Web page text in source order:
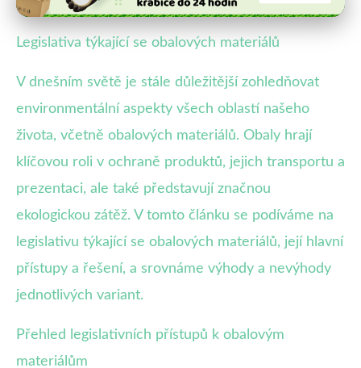
Jak legislativa EU ovlivňuje
prostředí
Legislativa týkající se obalových materiálů
V dnešním světě je stále důležitější zohledňovat
environmentální aspekty všech oblastí našeho
života, včetně obalových materiálů. Obaly hrají
klíčovou roli v ochraně produktů, jejich transportu a
prezentaci, ale také představují značnou
ekologickou zátěž. V tomto článku se podíváme na
legislativu týkající se obalových materiálů, její hlavní
přístupy a řešení, a srovnáme výhody a nevýhody
jednotlivých variant.
Přehled legislativních přístupů k obalovým
materiálům